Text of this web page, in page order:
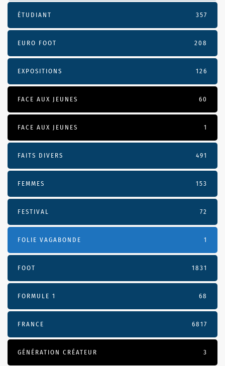
ÉTUDIANT 357
EURO FOOT 208
EXPOSITIONS 126
FACE AUX JEUNES 60
FACE AUX JEUNES 1
FAITS DIVERS 491
FEMMES 153
FESTIVAL 72
FOLIE VAGABONDE 1
FOOT 1831
FORMULE 1 68
FRANCE 6817
GÉNÉRATION CRÉATEUR 3